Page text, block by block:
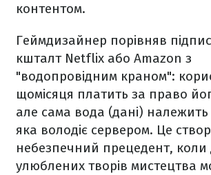
контентом.
Геймдизайнер порівняв
кшталт Netflix або Amazon з
"водопровідним краном":
щомісяця платить за право
але сама вода (дані) належить
яка володіє сервером. Це
небезпечний прецедент, коли
улюблених творів мистецтва